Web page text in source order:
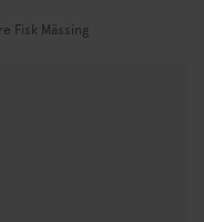
Fisk Mässing